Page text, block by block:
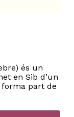
és un
en Sib d’un
forma part de